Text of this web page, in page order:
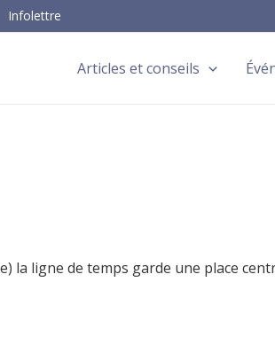
Infolettre
Articles et conseils
la ligne de temps garde une place